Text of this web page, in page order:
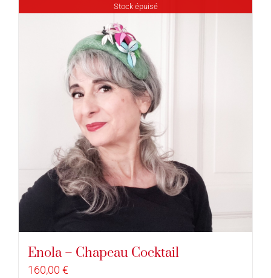
Stock épuisé
Enola – Chapeau Cocktail
160,00 €